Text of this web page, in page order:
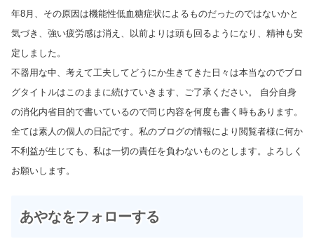
年8月、その原因は機能性低血糖症状によるものだったのではないかと
気づき、強い疲労感は消え、以前よりは頭も回るようになり、精神も安
定しました。
不器用な中、考えて工夫してどうにか生きてきた日々は本当なのでブロ
グタイトルはこのままに続けていきます、ご了承ください。 自分自身
の消化内省目的で書いているので同じ内容を何度も書く時もあります。
全ては素人の個人の日記です。私のブログの情報により閲覧者様に何か
不利益が生じても、私は一切の責任を負わないものとします。よろしく
お願いします。
あやなをフォローする